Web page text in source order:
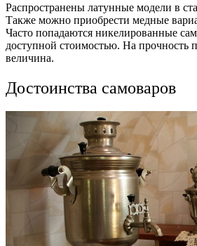
Распространены латунные модели в
Также можно приобрести медные
Часто попадаются никелированные
доступной стоимостью. На прочность
величина.
Достоинства самоваров